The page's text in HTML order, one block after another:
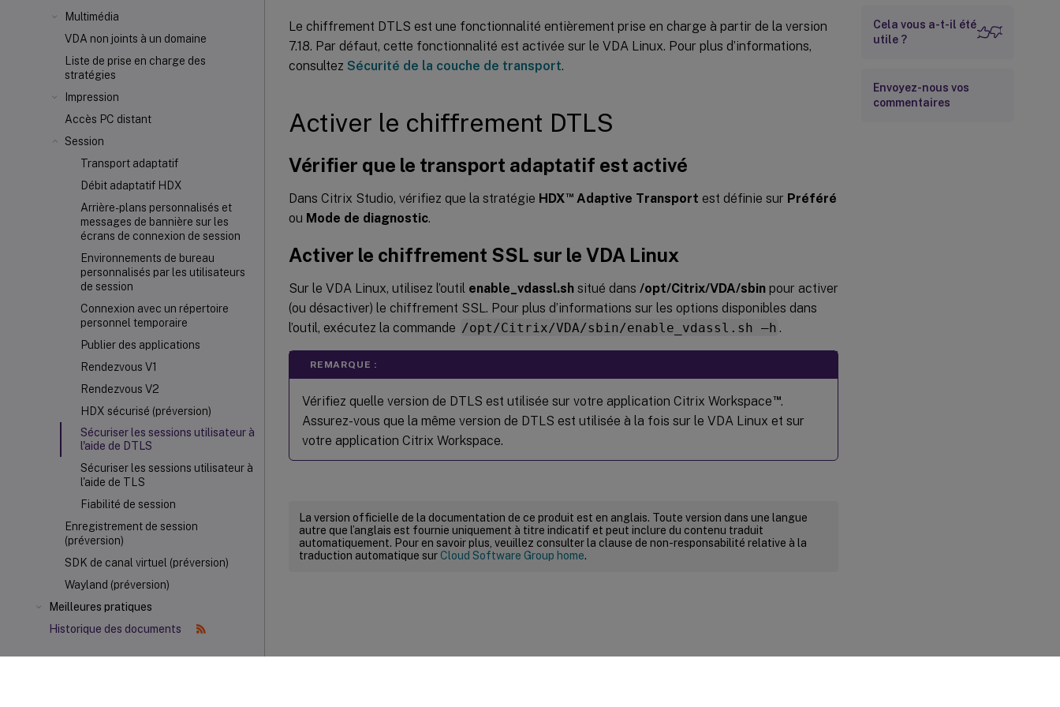
Multimédia
VDA non joints à un domaine
Liste de prise en charge des
stratégies
Impression
Accès PC distant
Session
Transport adaptatif
Débit adaptatif HDX
Arrière-plans personnalisés et
messages de bannière sur les
écrans de connexion de session
Environnements de bureau
personnalisés par les utilisateurs
de session
Connexion avec un répertoire
personnel temporaire
Publier des applications
Rendezvous V1
Rendezvous V2
HDX sécurisé (préversion)
Sécuriser les sessions utilisateur à
l'aide de DTLS
Sécuriser les sessions utilisateur à
l'aide de TLS
Fiabilité de session
Enregistrement de session
(préversion)
SDK de canal virtuel (préversion)
Wayland (préversion)
Meilleures pratiques
Historique des documents
Le chiffrement DTLS est une fonctionnalité entièrement prise en charge à partir de la version
7.18. Par défaut, cette fonctionnalité est activée sur le VDA Linux. Pour plus d’informations,
consultez Sécurité de la couche de transport.
Activer le chiffrement DTLS
Vérifier que le transport adaptatif est activé
Dans Citrix Studio, vérifiez que la stratégie HDX™Adaptive Transport est définie sur Préféré
ou Mode de diagnostic.
Activer le chiffrement SSL sur le VDA Linux
Sur le VDA Linux, utilisez l’outil enable_vdassl.sh situé dans /opt/Citrix/VDA/sbin pour activer
(ou désactiver) le chiffrement SSL. Pour plus d’informations sur les options disponibles dans
l’outil, exécutez la commande /opt/Citrix/VDA/sbin/enable_vdassl.sh –h .
REMARQUE :
Vérifiez quelle version de DTLS est utilisée sur votre application Citrix Workspace™.
Assurez-vous que la même version de DTLS est utilisée à la fois sur le VDA Linux et sur
votre application Citrix Workspace.
La version officielle de la documentation de ce produit est en anglais. Toute version dans une langue
autre que l’anglais est fournie uniquement à titre indicatif et peut inclure du contenu traduit
automatiquement. Pour en savoir plus, veuillez consulter la clause de non-responsabilité relative à la
traduction automatique surCloud Software Group home.
Cela vous a-t-il été
utile ?
Envoyez-nous vos
commentaires